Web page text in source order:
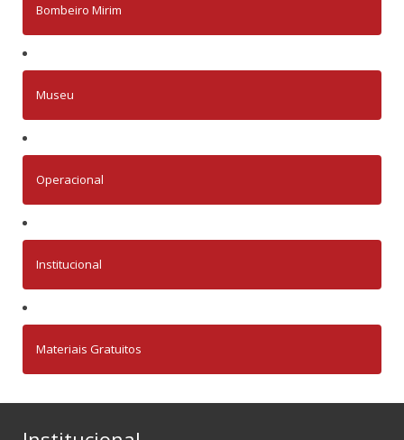
Bombeiro Mirim
Museu
Operacional
Institucional
Materiais Gratuitos